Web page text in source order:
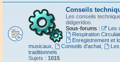
Conseils
Les conseils
didgeridoo.
Sous-forums :
Les
Respiration
Enregistrement et
musicaux
Conseils d'achat,
traditionnels
Sujets : 1015